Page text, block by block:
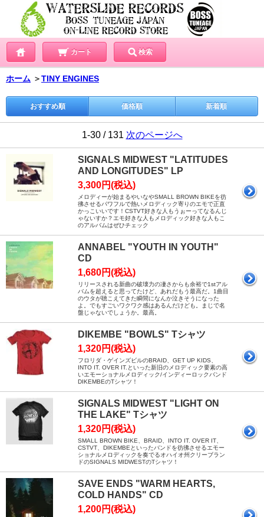
カート 検索
ホーム ＞TINY ENGINES
おすすめ順 価格順 新着順
1-30 / 131 次のページへ
SIGNALS MIDWEST "LATITUDES
AND LONGITUDES" LP
3,300円(税込)
メロディーが始まるやいなやSMALL BROWN BIKEを彷
彿させるパワフルで熱いメロディック寄りのエモで正直
かっこいいです！CSTVT好きな人もうぉーってなるんじ
ゃないすか？エモ好きな人もメロディック好きな人もこ
のアルバムはぜひチェック
ANNABEL "YOUTH IN YOUTH"
CD
1,680円(税込)
リリースされる新曲の破壊力の凄さからも余裕で1stアル
バムを超えると思ってたけど、あれだもう最高だ。1曲目
のウタが聴こえてきた瞬間になんか泣きそうになった
よ。でもすごいワクワク感はあるんだけども。まじで名
盤じゃないでしょうか。最高。
DIKEMBE "BOWLS" Tシャツ
1,320円(税込)
フロリダ・ゲインズビルのBRAID、GET UP KIDS、
INTO IT. OVER IT.といった新旧のメロディック要素の高
いエモーショナルメロディック/インディーロックバンド
DIKEMBEのTシャツ！
SIGNALS MIDWEST "LIGHT ON
THE LAKE" Tシャツ
1,320円(税込)
SMALL BROWN BIKE、BRAID、INTO IT. OVER IT、
CSTVT、DIKEMBEといったバンドを彷彿させるエモー
ショナルメロディックを奏でるオハイオ州クリーブラン
ドのSIGNALS MIDWESTのTシャツ！
SAVE ENDS "WARM HEARTS,
COLD HANDS" CD
1,200円(税込)